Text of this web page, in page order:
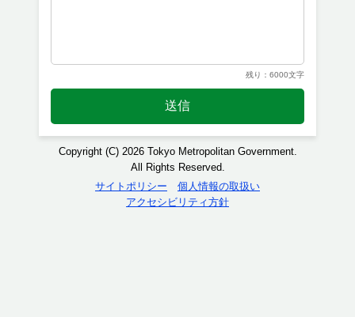
残り：6000文字
送信
Copyright (C) 2026 Tokyo Metropolitan Government.
All Rights Reserved.
サイトポリシー
個人情報の取扱い
アクセシビリティ方針